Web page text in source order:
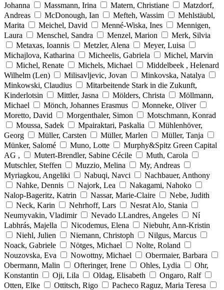
Johanna
Massmann, Irina Matern, Christiane
Matzdorf,
Andreas
McDonough, Ian Mefteh, Wassim
Mehlstäubl,
Marita
Meichel, David Menné-Wiska, Ines
Mennigen,
Laura
Menschel, Sandra Menzel, Marion
Merk, Silvia
Metaxas, Ioannis
Metzler, Alena
Meyer, Luisa
Michajlova, Katharina
Micheelis, Gabriela
Michel, Marvin
Michel, Renate
Michels, Michael
Middelbeek , Helenard
Wilhelm (Len)
Milisavljevic, Jovan
Minkovska, Natalya
Minkowski, Claudius
Mitarbeitende Stark in die Zukunft,
Kinderlotsin
Mittler, Jasna Mölders, Christa
Möllmann,
Michael
Mönch, Johannes Erasmus
Monneke, Oliver
Moretto, David
Morgenthaler, Simon
Motschmann, Konrad
Moussa, Sadek
Mpairaktari, Paskalia
Mühlenhöver,
Georg
Müller, Carsten Müller, Marlen
Müller, Tanja
Münker, Salomé
Muno, Lotte
Murphy&Spitz Green Capital
AG ,
Mutert-Brendler, Sabine Cécile
Muth, Carola
Mutschler, Steffen
Muzzio, Melina
My, Andreas
Myriagkou, Angeliki
Nabuqi, Navci
Nachbauer, Anthony
Nahke, Dennis
Najork, Lea
Nakagami, Nahoko
Nalop-Bageritz, Katrin
Nassar, Marie-Claire
Nebe, Judith
Neck, Karin
Nehrhoff, Lars
Nesrat Alo, Stania
Neumyvakin, Vladimir
Nevado LLandres, Angeles
Ní
Labhrás, Majella
Nicodemus, Elena
Niebuhr, Ann-Kristin
Niehl, Julien
Niemann, Christoph
Nilgus, Marcus
Noack, Gabriele
Nötges, Michael
Nolte, Roland
Nouzovska, Eva
Nowottny, Michael
Obermaier, Barbara
Obermann, Malin
Ofteringer, Irene Ohles, Lydia
Ohr,
Konstantin
Oji, Lila Oldag, Elisabeth
Ongaro, Ralf
Otten, Elke
Ottitsch, Rigo
Pacheco Raguz, Maria Teresa